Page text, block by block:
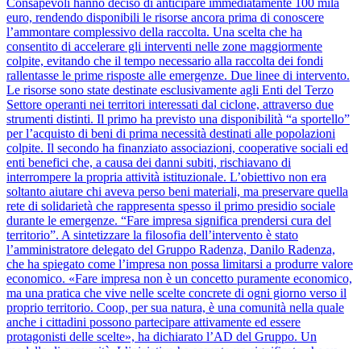
Consapevoli hanno deciso di anticipare immediatamente 100 mila
euro, rendendo disponibili le risorse ancora prima di conoscere
l’ammontare complessivo della raccolta. Una scelta che ha
consentito di accelerare gli interventi nelle zone maggiormente
colpite, evitando che il tempo necessario alla raccolta dei fondi
rallentasse le prime risposte alle emergenze. Due linee di intervento.
Le risorse sono state destinate esclusivamente agli Enti del Terzo
Settore operanti nei territori interessati dal ciclone, attraverso due
strumenti distinti. Il primo ha previsto una disponibilità “a sportello”
per l’acquisto di beni di prima necessità destinati alle popolazioni
colpite. Il secondo ha finanziato associazioni, cooperative sociali ed
enti benefici che, a causa dei danni subiti, rischiavano di
interrompere la propria attività istituzionale. L’obiettivo non era
soltanto aiutare chi aveva perso beni materiali, ma preservare quella
rete di solidarietà che rappresenta spesso il primo presidio sociale
durante le emergenze. “Fare impresa significa prendersi cura del
territorio”. A sintetizzare la filosofia dell’intervento è stato
l’amministratore delegato del Gruppo Radenza, Danilo Radenza,
che ha spiegato come l’impresa non possa limitarsi a produrre valore
economico. «Fare impresa non è un concetto puramente economico,
ma una pratica che vive nelle scelte concrete di ogni giorno verso il
proprio territorio. Coop, per sua natura, è una comunità nella quale
anche i cittadini possono partecipare attivamente ed essere
protagonisti delle scelte», ha dichiarato l’AD del Gruppo. Un